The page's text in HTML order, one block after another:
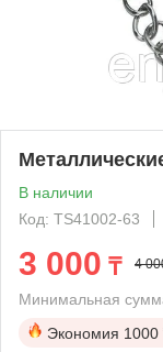
В наличии
Код: TS41002-63
3 000 ₸ 4
Минимальная
Экономия 1000